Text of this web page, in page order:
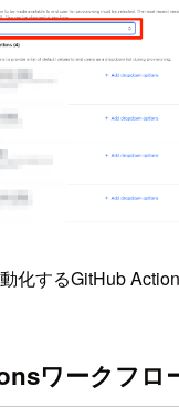
化するGitHub
ワークフロ